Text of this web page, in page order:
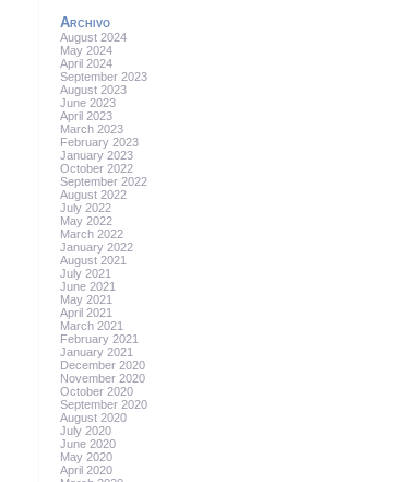
Archivo
August 2024
May 2024
April 2024
September 2023
August 2023
June 2023
April 2023
March 2023
February 2023
January 2023
October 2022
September 2022
August 2022
July 2022
May 2022
March 2022
January 2022
August 2021
July 2021
June 2021
May 2021
April 2021
March 2021
February 2021
January 2021
December 2020
November 2020
October 2020
September 2020
August 2020
July 2020
June 2020
May 2020
April 2020